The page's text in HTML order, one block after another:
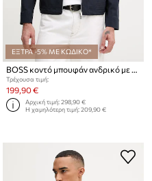
ΕΞΤΡΑ -5% ΜΕ ΚΩΔΙΚΟ*
BOSS κοντό μπουφάν ανδρικό με μαλλί Carper
Τρέχουσα τιμή:
199,90 €
Αρχική τιμή:298,90 €
Η χαμηλότερη τιμή:209,90 €